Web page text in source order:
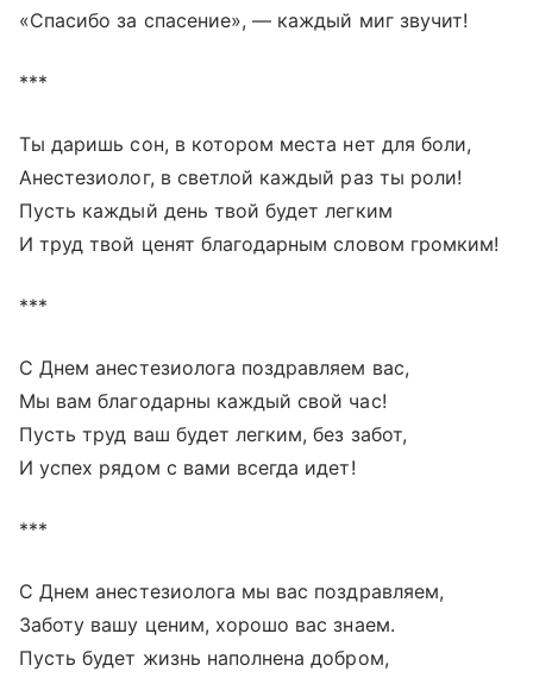
«Спасибо за спасение», — каждый миг звучит!
***
Ты даришь сон, в котором места нет для боли,
Анестезиолог, в светлой каждый раз ты роли!
Пусть каждый день твой будет легким
И труд твой ценят благодарным словом громким!
***
С Днем анестезиолога поздравляем вас,
Мы вам благодарны каждый свой час!
Пусть труд ваш будет легким, без забот,
И успех рядом с вами всегда идет!
***
С Днем анестезиолога мы вас поздравляем,
Заботу вашу ценим, хорошо вас знаем.
Пусть будет жизнь наполнена добром,